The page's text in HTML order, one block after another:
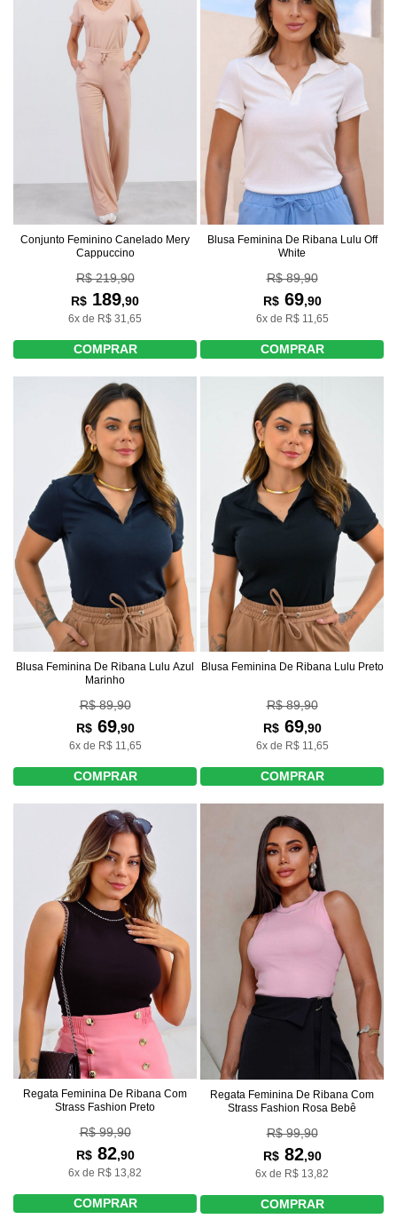
Conjunto Feminino Canelado Mery
Cappuccino
R$ 219,90
R$ 189,90
6x de R$ 31,65
COMPRAR
Blusa Feminina De Ribana Lulu Off
White
R$ 89,90
R$69,90
6x de R$ 11,65
COMPRAR
Blusa Feminina De Ribana Lulu Azul
Marinho
R$ 89,90
R$69,90
6x de R$ 11,65
COMPRAR
Blusa Feminina De Ribana Lulu Preto
R$ 89,90
R$69,90
6x de R$ 11,65
COMPRAR
Regata Feminina De Ribana Com
Strass Fashion Preto
R$ 99,90
R$82,90
6x de R$ 13,82
COMPRAR
Regata Feminina De Ribana Com
Strass Fashion Rosa Bebê
R$ 99,90
R$82,90
6x de R$ 13,82
COMPRAR